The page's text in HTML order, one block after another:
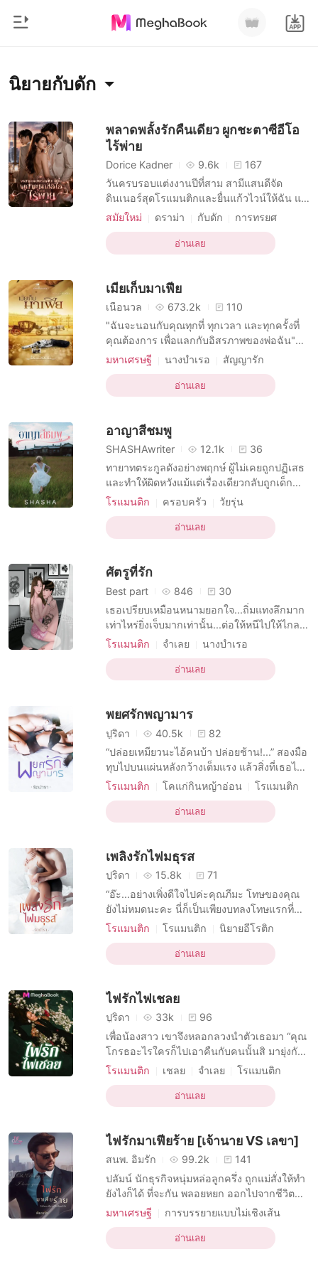
ประวัติการอ่าน
ออกจากระบบ
ดาวน์โหลดแอป
หน้าแรก
สมัยใหม่
ประวัติศาสตร์
โรแมนติก
รายการ
เรื่องสั้นคัดสรร
นิยายกับดัก
พลาดพลั้งรักคืนเดียว ผูกชะตาซีอีโอ
ไร้พ่าย
Dorice Kadner 9.6k
167
วันครบรอบแต่งงานปีที่สาม สามีแสนดีจัด
ดินเนอร์สุดโรแมนติกและยื่นแก้วไวน์ให้ฉัน แต่
พอรู้สึกตัวอีกที ฉันกลับตื่นขึ้นมาด้วยสภาพ
มีแผ่นหลังของผู้ชายแปลกหน้านอนอยู่ข้างๆ
แหวนแต่งงานที่เป็นของดูต่างหน้าชิ้นเดียวของ
เพื่อเค้นคว
สมัยใหม่ ดราม่า กับดัก
การทรยศ
การข่มขืน
การเข้าใจผิด
อ่านเลย
เมียเก็บมาเฟีย
เนื้อนวล 673.2k
110
"ฉันจะนอนกับคุณทุกที่ ทุกเวลา และทุกครั้งที่
คุณต้องการ เพื่อแลกกับอิสรภาพของพ่อฉัน"
"แล้วถ้าผมไม่ตกลงล่ะ" ในที่สุดเขาก็พูดออกมา
จนได้ ยาหยีก้มหน้าซ่อนความเจ็บช้ำเอาไว้จน
มิด ก่อนจะเงยหน้าขึ้นอีกครั้งและพูดออกไป
เสียงแผ่วเบา "ฉันจะให้คุณดูสินค้าก่อน
โจรขโมยเพช
มหาเศรษฐี นางบำเรอ
สัญญารัก
บทบาทที่เป็นผู้ใหญ่ ชาย
โรแมนติก
ความปรารถนาทางเพศ
ทาสทางเพศ
อ่านเลย
อาญาสีชมพู
SHASHAwriter 12.1k
36
ทายาทตระกูลดังอย่างพฤกษ์ ผู้ไม่เคยถูกปฏิเสธ
และทำให้ผิดหวังแม้แต่เรื่องเดียวกลับถูกเด็ก
สาวบ้านนอกที่ชื่อน้องเหนือหักหน้าด้วยการไป
หลงใหลชื่นชมอริของตนเองอย่างเชียร ใส ซื่อ
บริสุทธิ์ผุดผาดนั่นมารยาชัดๆ เมื่อถึงแก่เวลา
เขาจึงตามมาลงอาญากับเธอ แต่ไฉนเลยถึง
นางเอกใสซื่อบริส
โรแมนติก ครอบครัว
วัยรุ่น
คู่สามีภรรยา
กับดัก
ความสัมพันธ์ในครอบครัวที่ซับซ้อน
อ่านเลย
ศัตรูที่รัก
Best part 846
30
เธอเปรียบเหมือนหนามยอกใจ...ถิ่มแทงลึกมาก
เท่าไหร่ยิ่งเจ็บมากเท่านั้น...ต่อให้หนีไปให้ไกล
เเค่ไหน เธอก็คงวนเวียนอยู่ในความคิดเเละ
โรแมนติก จำเลย
นางบำเรอ
บทบาทที่เฉยเมย ชาย
บทบาทที่มีเสน่ห์ หญิง
นิยายอีโรติก
มหาเศรษฐี
การอยู่กินด้วยกัน
อ่านเลย
พยศรักพญามาร
ปูริดา 40.5k
82
“ปล่อยเหมียวนะไอ้คนบ้า ปล่อยช้าน!...” สองมือ
ทุบไปบนแผ่นหลังกว้างเต็มแรง แล้วสิ่งที่เธอได้
กลับมาเรียกน้ำตาให้หยดไหลออกจากสองเบ้า
มากมีปัญหาอีกนะแมวเหมียว ฉันตีไม่เลี้ยงแน่
คราวนี้แหละจะนั่งไม่ได้เป็นวันๆ เชียวละ” ขู่
โรแมนติก โคแก่กินหญ้าอ่อน
โรแมนติก
นิยายอีโรติก
เพลย์บอย เมียเก็บ
การปลอมตัว
อ่านเลย
เพลิงรักไฟมธุรส
ปูริดา 15.8k
71
“อ๊ะ...อย่างเพิ่งดีใจไปค่ะคุณภีมะ โทษของคุณ
ยังไม่หมดนะคะ นี่ก็เป็นเพียงบทลงโทษแรกที่
คุณจะได้รับจากการหลอกลวงดิฉัน ที่ดิฉันก็ยัง
นทร์ยิ้มกว้าง ดวงตาเป็นประกายสดชื่นแจ่มใส
มากขึ้น “เอ๊ะ...หรือว่าแค่นี้คุณภีมะไม่กล้า ไม่
โรแมนติก โรแมนติก
นิยายอีโรติก
กับดัก
แอบรัก
อ่านเลย
ไฟรักไฟเชลย
ปูริดา 33k
96
เพื่อน้องสาว เขาจึงหลอกลวงนำตัวเธอมา “คุณ
โกรธอะไรใครก็ไปเอาคืนกับคนนั้นสิ มายุ่งกับ
ฉันทำไม ปล่อยฉันนะไอ้วายร้าย!” “เผอิญว่าฉัน
ราคะใช่ย่อยนิ แค่จับลูบไล้หน่อยเดียวก็พร้อมจะ
ร้อนเป็นไฟแล้ว” ชายหนุ่มลูบไล้ฝ่ามืออุ่นร้อน
จากราง
โรแมนติก เชลย จำเลย
โรแมนติก
นิยายอีโรติก
กับดัก การลักพาตัว
อ่านเลย
ไฟรักมาเฟียร้าย [เจ้านาย VS เลขา]
สนพ. อิ่มรัก 99.2k
141
ปลัมน์ นักธุรกิจหนุ่มหล่อลูกครึ่ง ถูกแม่สั่งให้ทำ
ยังไงก็ได้ ที่จะกัน พลอยหยก ออกไปจากชีวิต
น้องชายของเขา แต่หารู้ไม่ว่า พอถึงคราวของ
ซ้ำร้ายไปกว่านั้นก็คือ เขาไม่อาจจะมีชีวิตอยู่ได้
โดยไม่มีเธอ ----------------------- “ปวด
มหาเศรษฐี
การบรรยายแบบไม่เชิงเส้น
บทบาทที่มีเสน่ห์ ชาย
ครอบครัว
นางเอกเก่งกาจ
ที่ทำงาน
อ่านเลย